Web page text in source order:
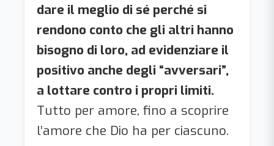
dare il meglio di sé perché si
rendono conto che gli altri hanno
bisogno di loro, ad evidenziare il
positivo anche degli “avversari”,
a lottare contro i propri limiti.
Tutto per amore, fino a scoprire
l’amore che Dio ha per ciascuno.